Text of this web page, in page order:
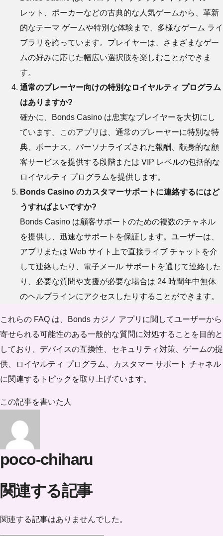
レット、ポーカーなどの古典的な人気ゲームから、革新
的なテーマ ゲームや特別な体験まで、多様なゲーム ライ
ブラリを誇っています。プレイヤーは、さまざまなゲー
ムの好みに応じた幅広い選択肢を楽しむことができま
す。
通常のプレーヤー向けの特別なロイヤルティ プログラム
はありますか?
確かに、Bonds Casino は忠実なプレイヤーを大切にし
ています。このアプリは、通常のプレーヤーに特別な特
典、ボーナス、パーソナライズされた報酬、献身的な顧
客サービスを提供する段階または VIP レベルの包括的な
ロイヤルティ プログラムを提供します。
Bonds Casino のカスタマーサポートに連絡するにはど
うすればよいですか?
Bonds Casino は顧客サポートのための複数のチャネル
を提供し、迅速なサポートを保証します。ユーザーは、
アプリまたは Web サイト上で直接ライブ チャットを介
して連絡したり、電子メール サポートを通じて連絡した
り、必要な質問や支援が必要な場合は 24 時間年中無休
のヘルプラインにアクセスしたりすることができます。
これらの FAQ は、Bonds カジノ アプリに関してユーザーから
寄せられる可能性のある一般的な質問に対処することを目的と
しており、デバイスの互換性、セキュリティ対策、ゲームの提
供、ロイヤルティ プログラム、カスタマー サポート チャネル
に関連するトピックを取り上げています。
この記事を書いた人
poco-chiharu
関連する記事
関連する記事はありませんでした。